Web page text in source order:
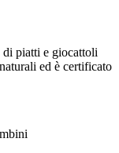
di piatti e giocattoli
ed è certificato